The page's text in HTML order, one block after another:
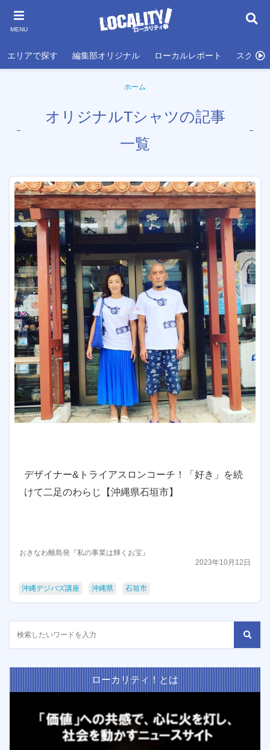
MENU
エリアで探す 編集部オリジナル ローカルレポート スクール
ホーム
オリジナルTシャツの記事
一覧
デザイナー&トライアスロンコーチ！「好き」を続
けて二足のわらじ【沖縄県石垣市】
おきなわ離島発『私の事業は輝くお宝』
2023年10月12日
沖縄デジバズ講座 沖縄県 石垣市
ローカリティ！とは